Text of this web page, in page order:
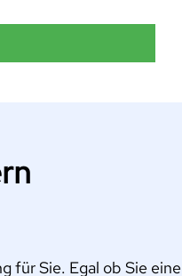
für Sie. Egal ob Sie eine